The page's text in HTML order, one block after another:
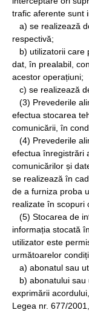
trafic aferente sunt
a) se realizează
respectivă;
b) utilizatorii care
dat, în prealabil,
acestor operațiuni;
c) se realizează
(3) Prevederile
efectua stocarea
comunicării, în
(4) Prevederile
efectua înregistrări
comunicărilor și
se realizează în
de a furniza proba
realizate în scopuri
(5) Stocarea de
informația stocată
utilizator este
următoarelor
a) abonatul sau
b) abonatului sau
exprimării
Legea nr. 677/